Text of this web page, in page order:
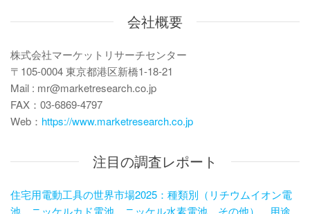
ン 会社概要
株式会社マーケットリサーチセンター
〒105-0004 東京都港区新橋1-18-21
Mail : mr@marketresearch.co.jp
FAX：03-6869-4797
Web： https://www.marketresearch.co.jp
注目の調査レポート
住宅用電動工具の世界市場2025：種類別（リチウムイオン電